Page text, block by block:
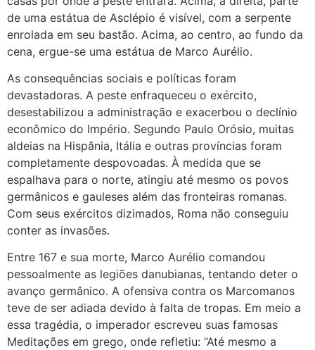
de uma estátua de Asclépio é visível, com a serpente
enrolada em seu bastão. Acima, ao centro, ao fundo da
cena, ergue-se uma estátua de Marco Aurélio.
As consequências sociais e políticas foram
devastadoras. A peste enfraqueceu o exército,
desestabilizou a administração e exacerbou o declínio
econômico do Império. Segundo Paulo Orósio, muitas
aldeias na Hispânia, Itália e outras províncias foram
completamente despovoadas. À medida que se
espalhava para o norte, atingiu até mesmo os povos
germânicos e gauleses além das fronteiras romanas.
Com seus exércitos dizimados, Roma não conseguiu
conter as invasões.
Entre 167 e sua morte, Marco Aurélio comandou
pessoalmente as legiões danubianas, tentando deter o
avanço germânico. A ofensiva contra os Marcomanos
teve de ser adiada devido à falta de tropas. Em meio a
essa tragédia, o imperador escreveu suas famosas
Meditações em grego, onde refletiu: “Até mesmo a